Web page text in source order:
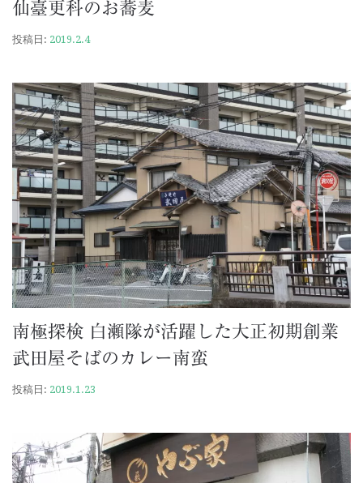
仙臺更科のお蕎麦
投稿日: 2019.2.4
南極探検 白瀬隊が活躍した大正初期創業
武田屋そばのカレー南蛮
投稿日: 2019.1.23